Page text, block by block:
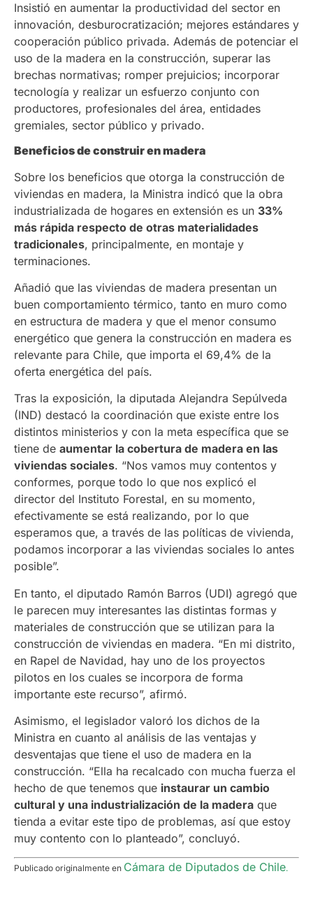
Insistió en aumentar la productividad del sector en
innovación, desburocratización; mejores estándares y
cooperación público privada. Además de potenciar el
uso de la madera en la construcción, superar las
brechas normativas; romper prejuicios; incorporar
tecnología y realizar un esfuerzo conjunto con
productores, profesionales del área, entidades
gremiales, sector público y privado.
Beneficios de construir en madera
Sobre los beneficios que otorga la construcción de
viviendas en madera, la Ministra indicó que la obra
industrializada de hogares en extensión es un 33%
más rápida respecto de otras materialidades
tradicionales, principalmente, en montaje y
terminaciones.
Añadió que las viviendas de madera presentan un
buen comportamiento térmico, tanto en muro como
en estructura de madera y que el menor consumo
energético que genera la construcción en madera es
relevante para Chile, que importa el 69,4% de la
oferta energética del país.
Tras la exposición, la diputada Alejandra Sepúlveda
(IND) destacó la coordinación que existe entre los
distintos ministerios y con la meta específica que se
tiene de aumentar la cobertura de madera en las
viviendas sociales. “Nos vamos muy contentos y
conformes, porque todo lo que nos explicó el
director del Instituto Forestal, en su momento,
efectivamente se está realizando, por lo que
esperamos que, a través de las políticas de vivienda,
podamos incorporar a las viviendas sociales lo antes
posible”.
En tanto, el diputado Ramón Barros (UDI) agregó que
le parecen muy interesantes las distintas formas y
materiales de construcción que se utilizan para la
construcción de viviendas en madera. “En mi distrito,
en Rapel de Navidad, hay uno de los proyectos
pilotos en los cuales se incorpora de forma
importante este recurso”, afirmó.
Asimismo, el legislador valoró los dichos de la
Ministra en cuanto al análisis de las ventajas y
desventajas que tiene el uso de madera en la
construcción. “Ella ha recalcado con mucha fuerza el
hecho de que tenemos que instaurar un cambio
cultural y una industrialización de la madera que
tienda a evitar este tipo de problemas, así que estoy
muy contento con lo planteado”, concluyó.
Publicado originalmente en Cámara de Diputados de Chile.